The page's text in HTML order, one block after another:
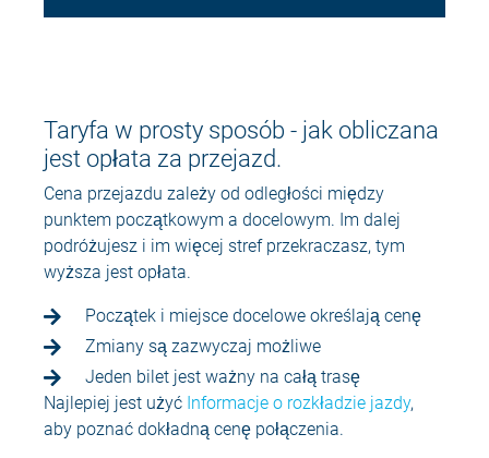
Taryfa w prosty sposób - jak obliczana
jest opłata za przejazd.
Cena przejazdu zależy od odległości między
punktem początkowym a docelowym. Im dalej
podróżujesz i im więcej stref przekraczasz, tym
wyższa jest opłata.
Początek i miejsce docelowe określają cenę
Zmiany są zazwyczaj możliwe
Jeden bilet jest ważny na całą trasę
Najlepiej jest użyć Informacje o rozkładzie jazdy,
aby poznać dokładną cenę połączenia.